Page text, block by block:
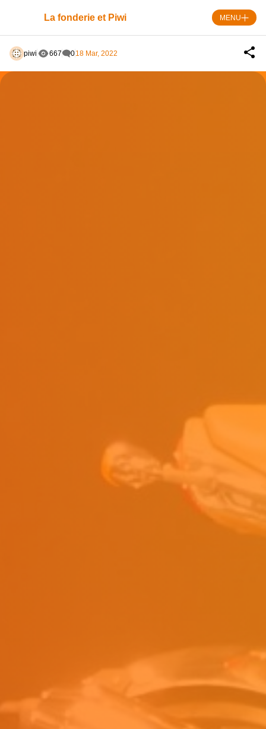
La fonderie et Piwi MENU
piwi 667 018 Mar, 2022